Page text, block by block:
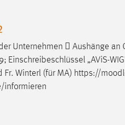
Unternehmen  Aushänge an
„AViS-
Fr. Winterl (für MA) https://
informieren